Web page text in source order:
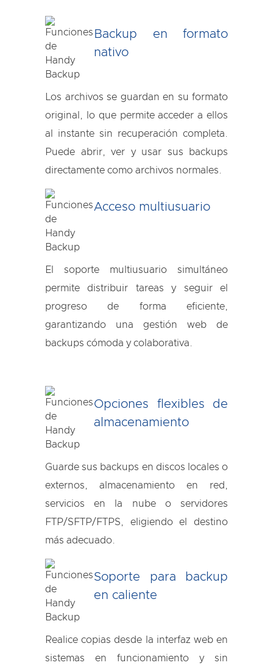
Backup en formato
nativo
Los archivos se guardan en su formato
original, lo que permite acceder a ellos
al instante sin recuperación completa.
Puede abrir, ver y usar sus backups
directamente como archivos normales.
Acceso multiusuario
El soporte multiusuario simultáneo
permite distribuir tareas y seguir el
progreso de forma eficiente,
garantizando una gestión web de
backups cómoda y colaborativa.
Opciones flexibles de
almacenamiento
Guarde sus backups en discos locales o
externos, almacenamiento en red,
servicios en la nube o servidores
FTP/SFTP/FTPS, eligiendo el destino
más adecuado.
Soporte para backup
en caliente
Realice copias desde la interfaz web en
sistemas en funcionamiento y sin